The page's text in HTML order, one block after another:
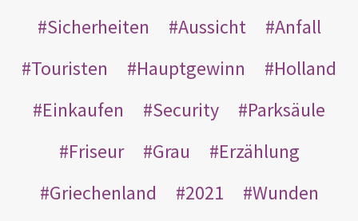
Sicherheiten
Aussicht
Anfall
Touristen
Hauptgewinn
Holland
Einkaufen
Security
Parksäule
Friseur
Grau
Erzählung
Griechenland
2021
Wunden